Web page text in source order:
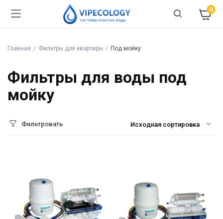
0
Главная Фильтры для квартиры Под мойку
Фильтры для воды под
мойку
Фильтровать